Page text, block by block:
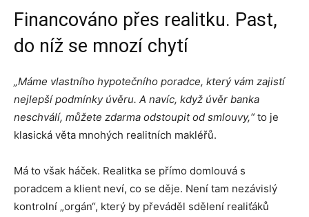
Financováno přes realitku. Past,
do níž se mnozí chytí
„Máme vlastního hypotečního poradce, který vám zajistí
nejlepší podmínky úvěru. A navíc, když úvěr banka
neschválí, můžete zdarma odstoupit od smlouvy,“to je
klasická věta mnohých realitních makléřů.
Má to však háček. Realitka se přímo domlouvá s
poradcem a klient neví, co se děje. Není tam nezávislý
kontrolní „orgán“, který by převáděl sdělení realiťáků